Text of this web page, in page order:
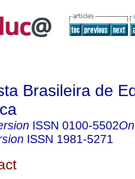
Brasileira de
ISSN 0100-5502
ISSN 1981-5271